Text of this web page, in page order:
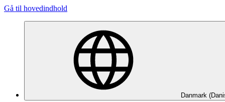
Gå til hovedindhold
Danmark